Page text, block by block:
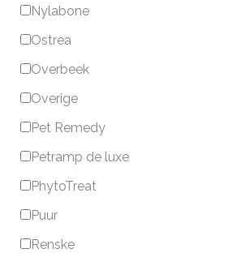
Nylabone
Ostrea
Overbeek
Overige
Pet Remedy
Petramp de luxe
PhytoTreat
Puur
Renske